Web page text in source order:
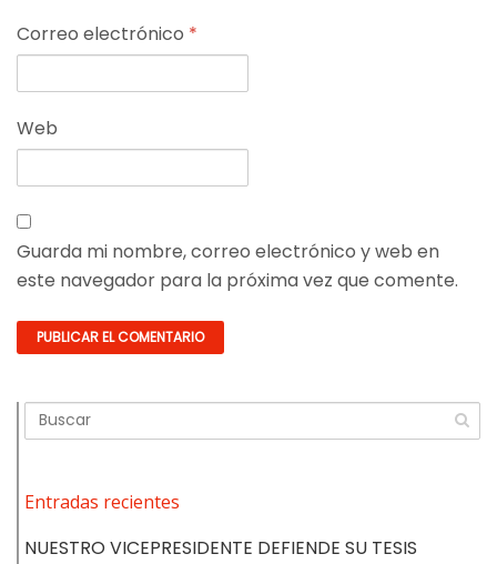
Correo electrónico *
Web
Guarda mi nombre, correo electrónico y web en
este navegador para la próxima vez que comente.
Entradas recientes
NUESTRO VICEPRESIDENTE DEFIENDE SU TESIS